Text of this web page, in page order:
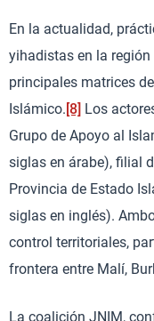
En la actualidad,
yihadistas en la
principales matrices
Islámico. [8] Los
Grupo de Apoyo al
siglas en árabe), filial
Provincia de Estado
siglas en inglés).
control territoriales,
frontera entre Malí,
La coalición JNIM,